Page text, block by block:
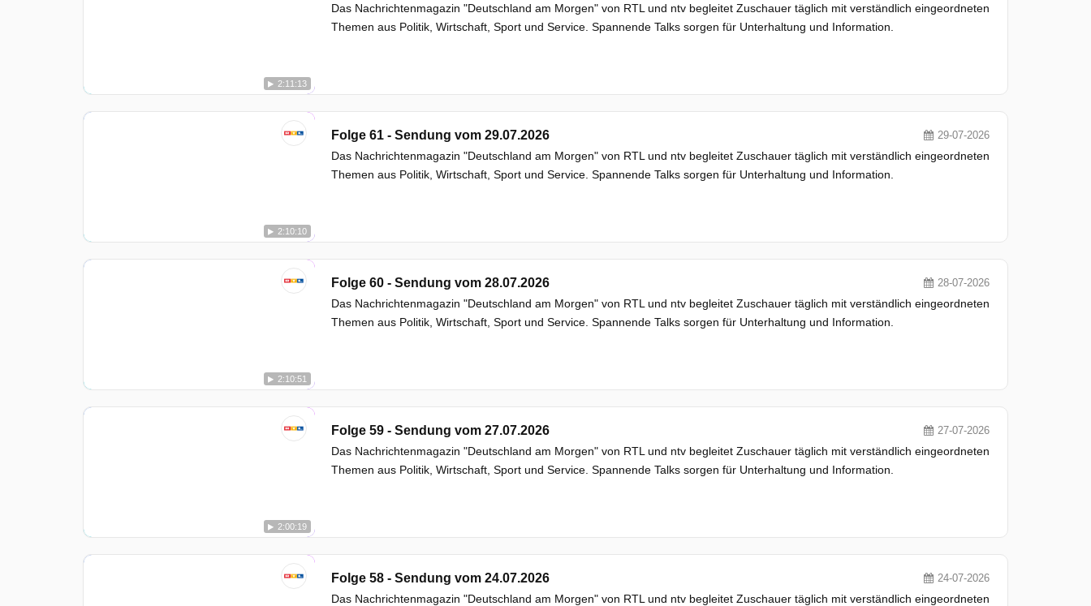
2:11:13
Das Nachrichtenmagazin "Deutschland am Morgen" von RTL und ntv begleitet Zuschauer täglich mit verständlich eingeordneten
Themen aus Politik, Wirtschaft, Sport und Service. Spannende Talks sorgen für Unterhaltung und Information.
2:10:10
Folge 61 - Sendung vom 29.07.2026 29-07-2026
Das Nachrichtenmagazin "Deutschland am Morgen" von RTL und ntv begleitet Zuschauer täglich mit verständlich eingeordneten
Themen aus Politik, Wirtschaft, Sport und Service. Spannende Talks sorgen für Unterhaltung und Information.
2:10:51
Folge 60 - Sendung vom 28.07.2026 28-07-2026
Das Nachrichtenmagazin "Deutschland am Morgen" von RTL und ntv begleitet Zuschauer täglich mit verständlich eingeordneten
Themen aus Politik, Wirtschaft, Sport und Service. Spannende Talks sorgen für Unterhaltung und Information.
2:00:19
Folge 59 - Sendung vom 27.07.2026 27-07-2026
Das Nachrichtenmagazin "Deutschland am Morgen" von RTL und ntv begleitet Zuschauer täglich mit verständlich eingeordneten
Themen aus Politik, Wirtschaft, Sport und Service. Spannende Talks sorgen für Unterhaltung und Information.
Folge 58 - Sendung vom 24.07.2026 24-07-2026
Das Nachrichtenmagazin "Deutschland am Morgen" von RTL und ntv begleitet Zuschauer täglich mit verständlich eingeordneten